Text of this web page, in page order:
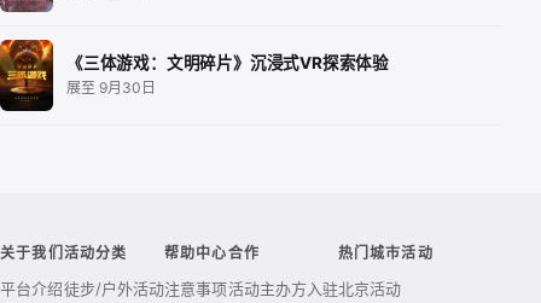
《三体游戏：文明碎片》沉浸式VR探索体验
展至 9月30日
关于我们
平台介绍
活动分类
徒步/户外活动
帮助中心
注意事项
合作
活动主办方入驻
热门城市活动
北京活动